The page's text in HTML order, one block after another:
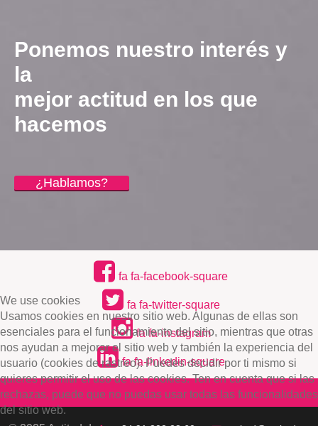
Ponemos nuestro interés y
la
mejor actitud en los que
hacemos
¿Hablamos?
fa fa-facebook-square
fa fa-twitter-square
fa fa-instagram
fa fa-linkedin-square
We use cookies
Usamos cookies en nuestro sitio web. Algunas de ellas son
esenciales para el funcionamiento del sitio, mientras que otras
nos ayudan a mejorar el sitio web y también la experiencia del
usuario (cookies de rastreo). Puedes decidir por ti mismo si
quieres permitir el uso de las cookies. Ten en cuenta que si las
rechazas, puede que no puedas usar todas las funcionalidades
del sitio web.